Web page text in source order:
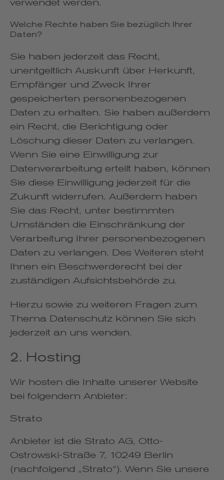
verwendet werden.
Welche Rechte haben Sie bezüglich Ihrer
Daten?
Sie haben jederzeit das Recht,
unentgeltlich Auskunft über Herkunft,
Empfänger und Zweck Ihrer
gespeicherten personenbezogenen
Daten zu erhalten. Sie haben außerdem
ein Recht, die Berichtigung oder
Löschung dieser Daten zu verlangen.
Wenn Sie eine Einwilligung zur
Datenverarbeitung erteilt haben, können
Sie diese Einwilligung jederzeit für die
Zukunft widerrufen. Außerdem haben
Sie das Recht, unter bestimmten
Umständen die Einschränkung der
Verarbeitung Ihrer personenbezogenen
Daten zu verlangen. Des Weiteren steht
Ihnen ein Beschwerderecht bei der
zuständigen Aufsichtsbehörde zu.
Hierzu sowie zu weiteren Fragen zum
Thema Datenschutz können Sie sich
jederzeit an uns wenden.
2. Hosting
Wir hosten die Inhalte unserer Website
bei folgendem Anbieter:
Strato
Anbieter ist die Strato AG, Otto-
Ostrowski-Straße 7, 10249 Berlin
(nachfolgend „Strato“). Wenn Sie unsere